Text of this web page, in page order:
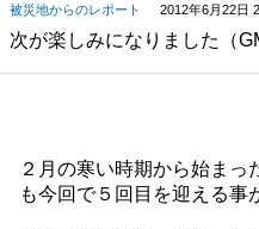
被災地からのレポート 2012年6月22日
次が楽しみになりました（
２月の寒い時期から始まっ
も今回で５回目を迎える事